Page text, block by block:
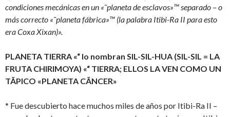
condiciones mecánicas en un «˜planeta de esclavos»™ separado – o
más correcto «˜planeta fábrica»™ (la palabra Itibi-Ra II para esto
era Coxa Xixan)».
PLANETA TIERRA «“ lo nombran SIL-SIL-HUA (SIL-SIL = LA
FRUTA CHIRIMOYA) «“ TIERRA; ELLOS LA VEN COMO UN
TÃPICO «PLANETA CÃNCER»
* Fue descubierto hace muchos miles de años por Itibi-Ra II –